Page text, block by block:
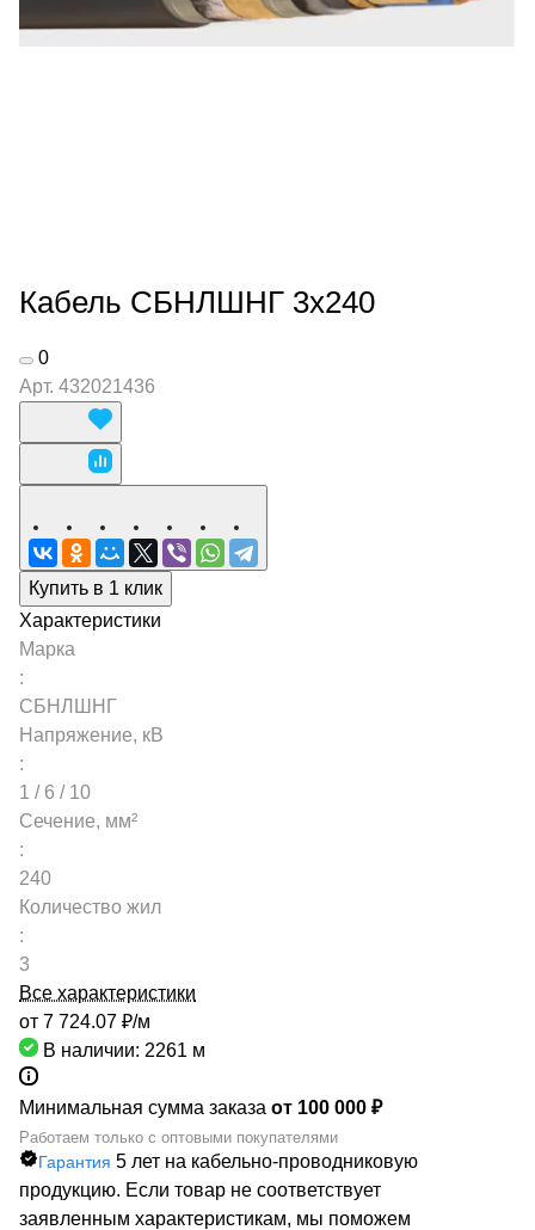
Кабель СБНЛШНГ 3х240
0
Арт. 432021436
Купить в 1 клик
Характеристики
Марка
:
СБНЛШНГ
Напряжение, кВ
:
1 / 6 / 10
Сечение, мм²
:
240
Количество жил
:
3
Все характеристики
от 7 724.07 ₽/м
В наличии: 2261 м
Минимальная сумма заказа от 100 000 ₽
Работаем только с оптовыми покупателями
Гарантия 5 лет на кабельно-проводниковую
продукцию. Если товар не соответствует
заявленным характеристикам, мы поможем